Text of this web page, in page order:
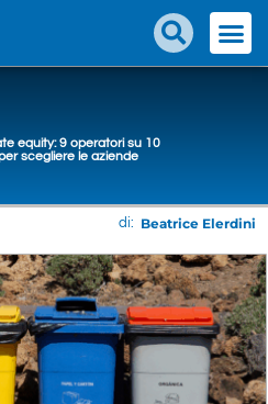
equity: 9 operatori su 10
scegliere le aziende
di: Beatrice Elerdini